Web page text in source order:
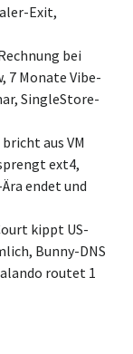
Exit,
bei
7 Monate Vibe-
SingleStore-
aus VM
ext4,
endet und
kippt US-
Bunny-DNS
routet 1